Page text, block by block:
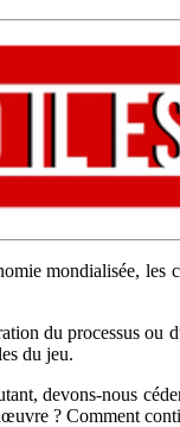
mondialisée, les
du processus ou
du jeu.
devons-nous
? Comment